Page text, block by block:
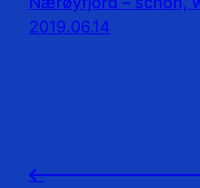
2019.06.14
←